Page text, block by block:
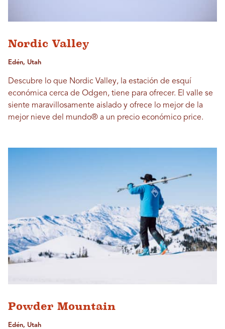
Nordic Valley
Edén, Utah
Descubre lo que Nordic Valley, la estación de esquí
económica cerca de Odgen, tiene para ofrecer. El valle se
siente maravillosamente aislado y ofrece lo mejor de la
mejor nieve del mundo® a un precio económico price.
Powder Mountain
Edén, Utah